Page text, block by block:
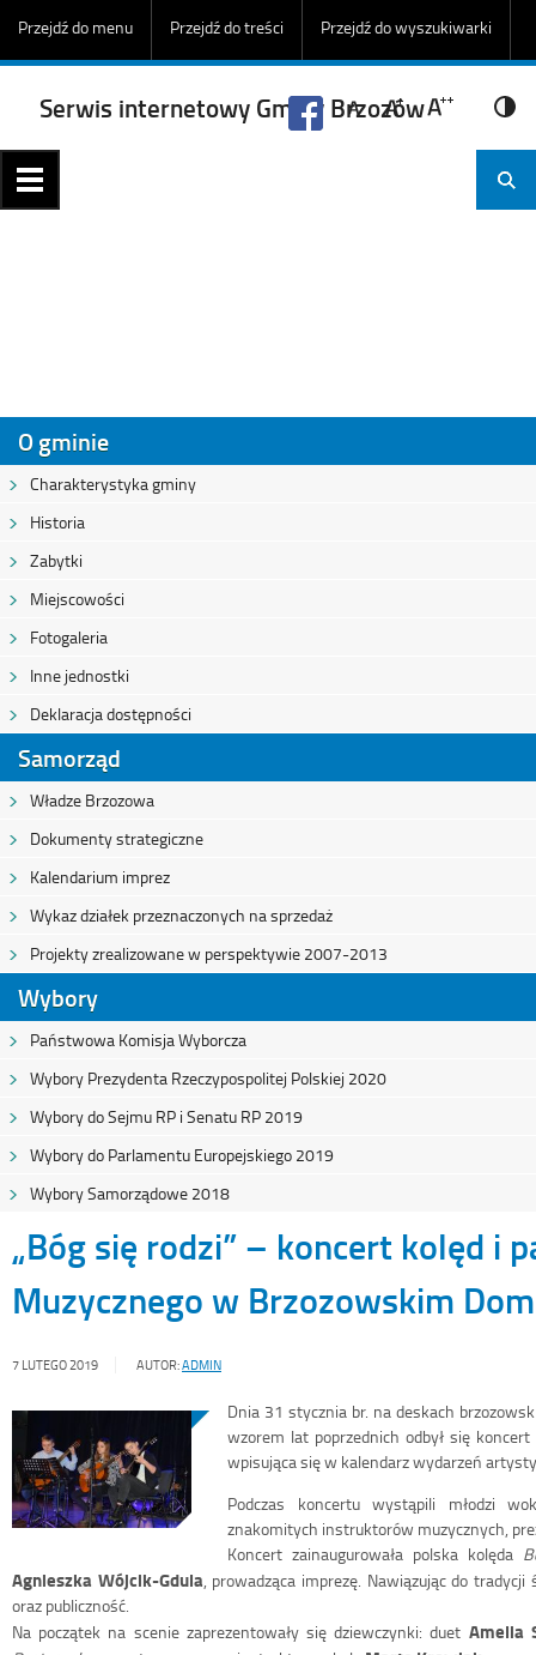
Przejdź do menu Przejdź do treści Przejdź do wyszukiwarki
Serwis internetowy Gminy Brzozów
O gminie
Charakterystyka gminy
Historia
Zabytki
Miejscowości
Fotogaleria
Inne jednostki
Deklaracja dostępności
Samorząd
Władze Brzozowa
Dokumenty strategiczne
Kalendarium imprez
Wykaz działek przeznaczonych na sprzedaż
Projekty zrealizowane w perspektywie 2007-2013
Wybory
Państwowa Komisja Wyborcza
Wybory Prezydenta Rzeczypospolitej Polskiej 2020
Wybory do Sejmu RP i Senatu RP 2019
Wybory do Parlamentu Europejskiego 2019
Wybory Samorządowe 2018
„Bóg się rodzi” – koncert kolęd i
Muzycznego w Brzozowskim
7 LUTEGO 2019 AUTOR:ADMIN
Dnia 31 stycznia br. na deskach
wzorem lat poprzednich odbył się
wpisująca się w kalendarz wydarzeń
Podczas koncertu wystąpili młodzi
znakomitych instruktorów muzycznych,
Koncert zainaugurowała polska kolęda
Agnieszka Wójcik-Gdula, prowadząca imprezę. Nawiązując do
oraz publiczność.
Na początek na scenie zaprezentowały się dziewczynki: duet Amelia